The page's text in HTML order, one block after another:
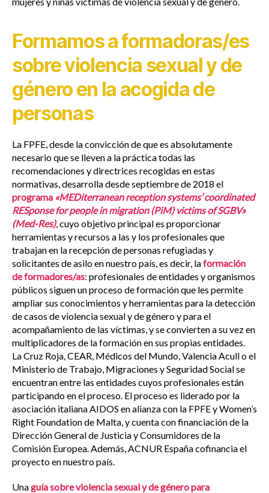
Formamos a formadoras/es
sobre violencia sexual y de
género en la acogida de
personas
La FPFE, desde la convicción de que es absolutamente
necesario que se lleven a la práctica todas las
recomendaciones y directrices recogidas en estas
normativas, desarrolla desde septiembre de 2018 el
programa «MEDiterranean reception systems’ coordinated
RESponse for people in migration (PiM) victims of SGBV»
(Med-Res), cuyo objetivo principal es proporcionar
herramientas y recursos a las y los profesionales que
trabajan en la recepción de personas refugiadas y
solicitantes de asilo en nuestro país, es decir, laformación
de formadores/as: profesionales de entidades y organismos
públicos siguen un proceso de formación que les permite
ampliar sus conocimientos y herramientas para la detección
de casos de violencia sexual y de género y para el
acompañamiento de las víctimas, y se convierten a su vez en
multiplicadores de la formación en sus propias entidades.
La Cruz Roja, CEAR, Médicos del Mundo, Valencia Acull o el
Ministerio de Trabajo, Migraciones y Seguridad Social se
encuentran entre las entidades cuyos profesionales están
participando en el proceso. El proceso es liderado por la
asociación italiana AIDOS en alianza con la FPFE y Women’s
Right Foundation de Malta, y cuenta con financiación de la
Dirección General de Justicia y Consumidores de la
Comisión Europea. Además, ACNUR España cofinancia el
proyecto en nuestro país.
Unaguía sobre violencia sexual y de géneropara